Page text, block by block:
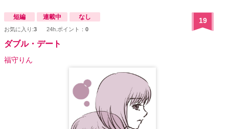
をかける。後日、同じ店を訪れた七海は再び赤いショートボブの女
性、リコから七海が将也の元彼女に似ていると聞き複雑に思う。
年末、将也と将吾の実家に帰省した七海は、酔った将也にキスされ
彼を激しく求めていることを実感する。 七海は将也への気持ちを
封印しようとするが、ついに将也と一晩を共にしてしまう。そんな
とき、将吾から学生時代に恋人を将也に取られたと聞き、将吾を傷
タガが外れ始める。 七海を軟禁状態にし、会社も勝手に退職させよ
うとする。七海は退職の挨拶で会社に行ったときに自分の窮状を同
僚の町谷に知らせる。町谷の機転で将也が助けにくるが、将吾は七
海を連れて車で逃走する。 二人をバイクで追いかける将也。大事
故になり、七海は将吾が七海をかばって大怪我をしたと聞き、心を
短編 連載中 なし
お気に入り:3 24h.ポイント： 0
19
ダブル・デート
福守りん